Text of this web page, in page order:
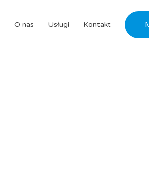
O nas Usługi Kontakt